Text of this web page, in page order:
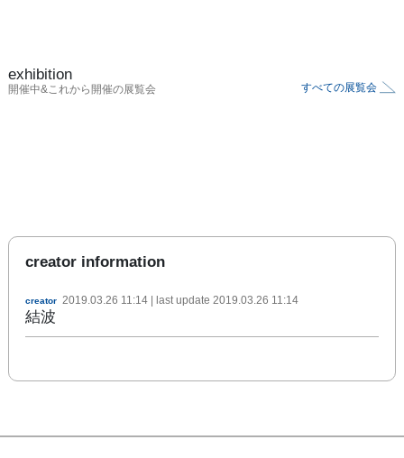
exhibition
開催中&これから開催の展覧会 すべての展覧会
creator information
creator 2019.03.26 11:14 | last update 2019.03.26 11:14
結波